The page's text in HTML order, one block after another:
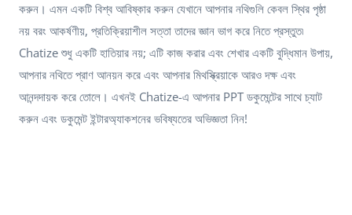
করুন। এমন একটি বিশ্ব আবিষ্কার করুন যেখানে আপনার নথিগুলি কেবল স্থির পৃষ্ঠা
নয় বরং আকর্ষণীয়, প্রতিক্রিয়াশীল সত্তা তাদের জ্ঞান ভাগ করে নিতে প্রস্তুত৷
Chatize শুধু একটি হাতিয়ার নয়; এটি কাজ করার এবং শেখার একটি বুদ্ধিমান উপায়,
আপনার নথিতে প্রাণ আনয়ন করে এবং আপনার মিথস্ক্রিয়াকে আরও দক্ষ এবং
আনন্দদায়ক করে তোলে। এখনই Chatize-এ আপনার PPT ডকুমেন্টের সাথে চ্যাট
করুন এবং ডকুমেন্ট ইন্টারঅ্যাকশনের ভবিষ্যতের অভিজ্ঞতা নিন!